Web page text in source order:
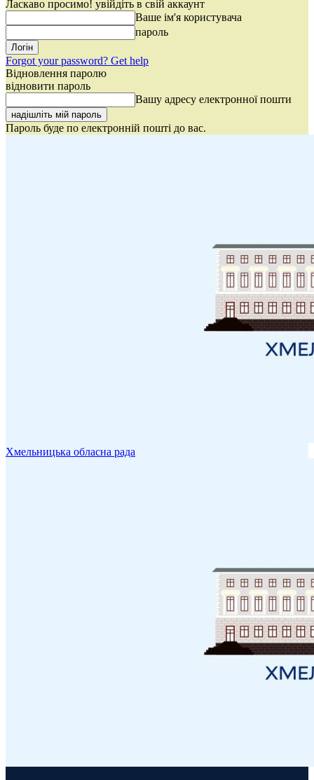
Ласкаво просимо! увійдіть в свій аккаунт
Ваше ім'я користувача
пароль
Forgot your password? Get help
Відновлення паролю
відновити пароль
Вашу адресу електронної пошти
Пароль буде по електронній пошті до вас.
Хмельницька обласна рада